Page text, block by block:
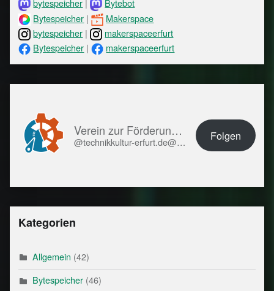
bytespeicher |
Bytebot
Bytespeicher |
Makerspace
bytespeicher |
makerspaceerfurt
Bytespeicher | makerspaceerfurt
Verein zur Förderung von Technikkultur in Erfurt e.V.
@technikkultur-erfurt.de@technikkultur-erfurt.de Folgen
Kategorien
Allgemein (42)
Bytespeicher(46)